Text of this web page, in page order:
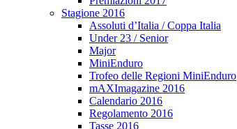
Stagione 2016
Assoluti d’Italia / Coppa Italia
Under 23 / Senior
Major
MiniEnduro
Trofeo delle Regioni MiniEnduro
mAXImagazine 2016
Calendario 2016
Regolamento 2016
Tasse 2016